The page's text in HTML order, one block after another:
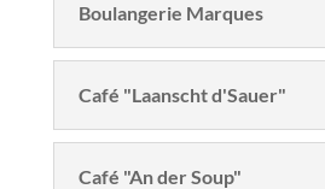
Boulangerie Marques
Café "Laanscht d'Sauer"
Café "An der Soup"